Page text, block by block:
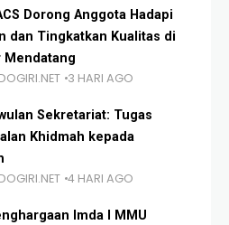
Dorong Anggota Hadapi
dan Tingkatkan Kualitas di
Mendatang
3 HARI AGO
Sekretariat: Tugas
Khidmah kepada
4 HARI AGO
Imda I MMU